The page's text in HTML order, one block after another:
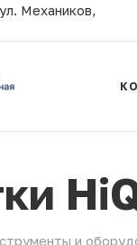
Механиков,
и